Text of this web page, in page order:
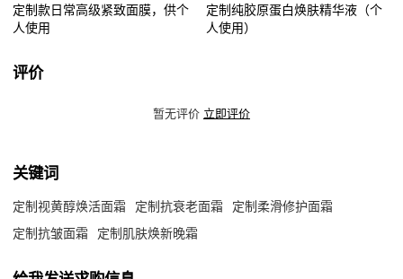
定制款日常高级紧致面膜，供个
人使用
定制纯胶原蛋白焕肤精华液（个
人使用）
评价
暂无评价 立即评价
关键词
定制视黄醇焕活面霜 定制抗衰老面霜
定制柔滑修护面霜
定制抗皱面霜
定制肌肤焕新晚霜